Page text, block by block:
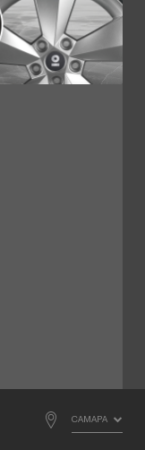
САМАРА